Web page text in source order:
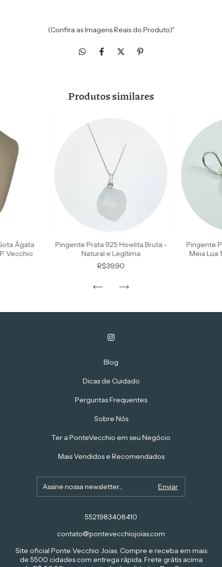
(Confira as Imagens Reais do Produto)"
Produtos similares
Ágata
Vecchio
Pingente Prata 925 Howlita Bruta -
Natural e Legítima
R$39,90
Pingente
Meia Lua
Blog
Dicas de Cuidado
Perguntas Frequentes
Sobre Nós
Ter a PonteVecchio em seu Negócio
Mais Vendidos e Recomendados
5521983408410
contato@pontevecchiojoias.com
Site oficial Ponte Vecchio Joias. Compre e receba em mais
de 5500 cidades com entrega rápida. Frete grátis acima